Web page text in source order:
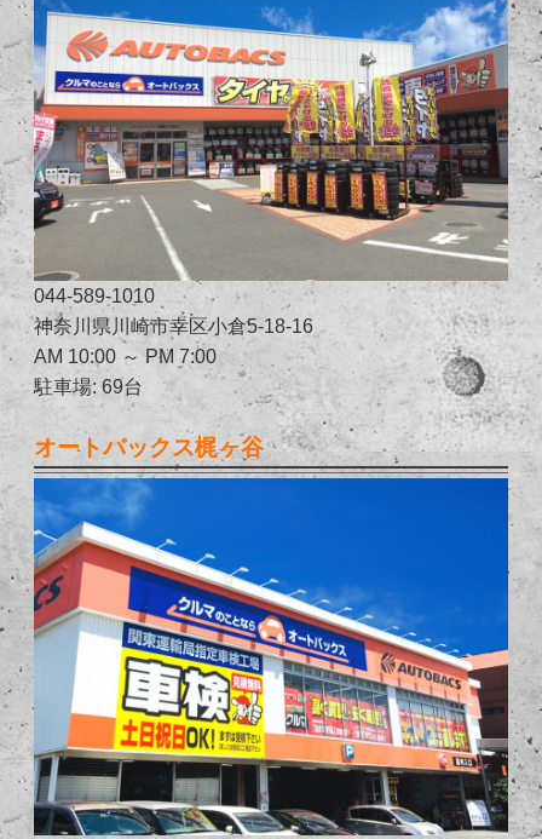
044-589-1010
神奈川県川崎市幸区小倉5-18-16
AM 10:00 ～ PM 7:00
駐車場: 69台
オートバックス梶ヶ谷